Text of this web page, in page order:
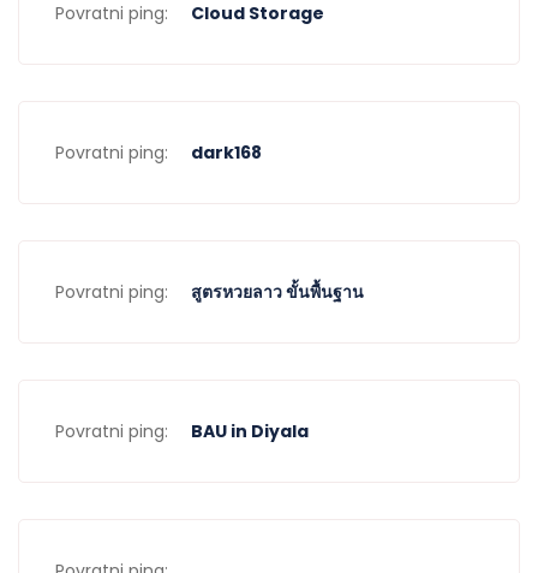
Povratni ping: Cloud Storage
Povratni ping: dark168
Povratni ping: สูตรหวยลาว ขั้นพื้นฐาน
Povratni ping: BAU in Diyala